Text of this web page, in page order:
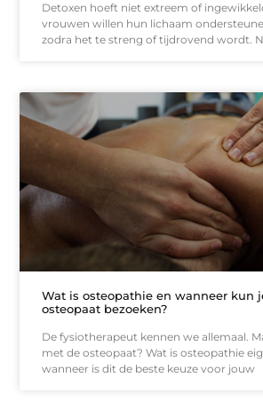
Detoxen hoeft niet extreem of
vrouwen willen hun lichaam
zodra het te streng of tijdrovend wordt.
Wat is osteopathie en wanneer kun
osteopaat bezoeken?
De fysiotherapeut kennen we allemaal.
met de osteopaat? Wat is osteopathie
wanneer is dit de beste keuze voor jouw